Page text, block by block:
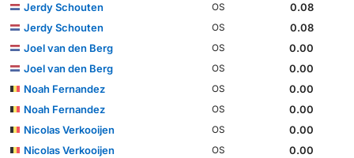
Jerdy Schouten
OS
0.08
Jerdy Schouten
OS
0.08
Joel van den Berg
OS
0.00
Joel van den Berg
OS
0.00
Noah Fernandez
OS
0.00
Noah Fernandez
OS
0.00
Nicolas Verkooijen
OS
0.00
Nicolas Verkooijen
OS
0.00